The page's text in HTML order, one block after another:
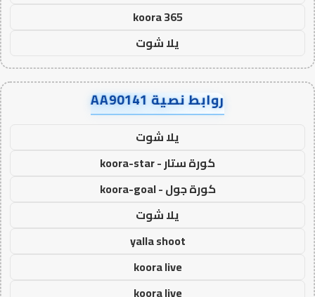
koora 365
يلا شوت
روابط نصية AA90141
يلا شوت
كورة ستار - koora-star
كورة جول - koora-goal
يلا شوت
yalla shoot
koora live
koora live